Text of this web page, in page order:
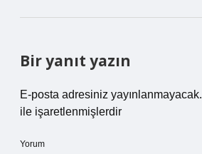
Bir yanıt yazın
E-posta adresiniz yayınlanmayacak.
ile işaretlenmişlerdir
Yorum